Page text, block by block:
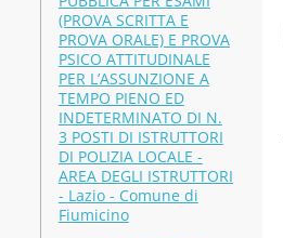
(PROVA SCRITTA E
PROVA ORALE) E PROVA
PSICO ATTITUDINALE
PER L’ASSUNZIONE A
TEMPO PIENO ED
INDETERMINATO DI N.
3 POSTI DI ISTRUTTORI
DI POLIZIA LOCALE -
AREA DEGLI ISTRUTTORI
- Lazio - Comune di
Fiumicino